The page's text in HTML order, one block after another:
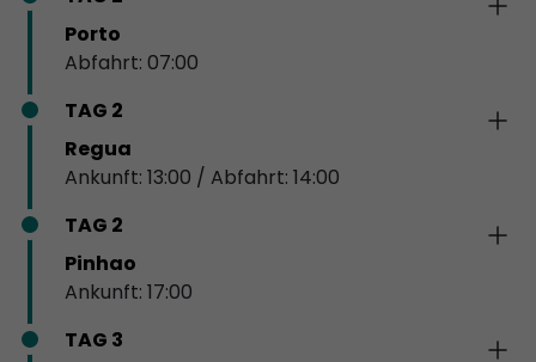
Porto
Abfahrt: 07:00
TAG 2
Regua
Ankunft: 13:00 / Abfahrt: 14:00
TAG 2
Pinhao
Ankunft: 17:00
TAG 3